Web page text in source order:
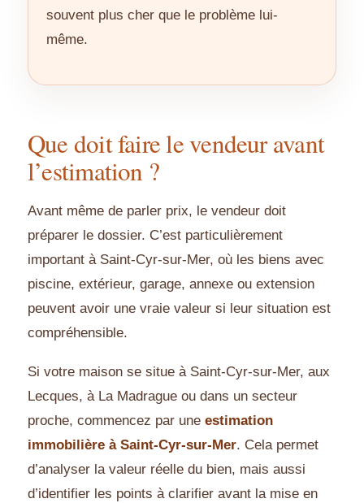
souvent plus cher que le problème lui-
même.
Que doit faire le vendeur avant
l’estimation ?
Avant même de parler prix, le vendeur doit
préparer le dossier. C’est particulièrement
important à Saint-Cyr-sur-Mer, où les biens avec
piscine, extérieur, garage, annexe ou extension
peuvent avoir une vraie valeur si leur situation est
compréhensible.
Si votre maison se situe à Saint-Cyr-sur-Mer, aux
Lecques, à La Madrague ou dans un secteur
proche, commencez par une estimation
immobilière à Saint-Cyr-sur-Mer. Cela permet
d’analyser la valeur réelle du bien, mais aussi
d’identifier les points à clarifier avant la mise en